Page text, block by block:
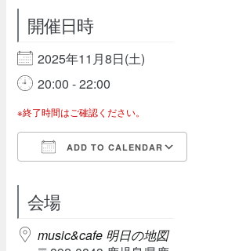
開催日時
2025年11月8日(土)
20:00 - 22:00
※終了時間はご確認ください。
ADD TO CALENDAR
会場
music&cafe 明日の地図